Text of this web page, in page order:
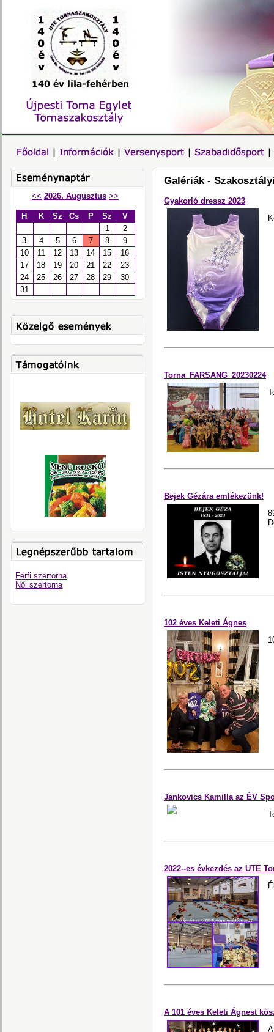
<< 2026. Augusztus >>
H K Sz Cs P Sz
V
1
2
3
4 5 6 7 8
9
10
11 12 13 14 15
16
17
18 19 20 21 22
23
24
25 26 27 28 29
30
31
Férfi szertorna
Női szertorna
Galériák -
Gyakorló dressz 2023
Torna_FARSANG_20230224
Bejek Gézára emlékezünk!
102 éves Keleti Ágnes
Jankovics Kamilla az ÉV
2022--es évkezdés az UTE
A 101 éves Keleti Ágnest